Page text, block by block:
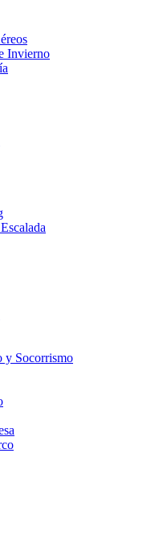
Invierno
y Socorrismo